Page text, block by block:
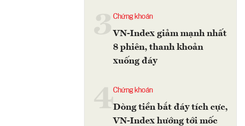
Chứng khoán
VN-Index giảm mạnh nhất
8 phiên, thanh khoản
xuống đáy
4Chứng khoán
Dòng tiền bắt đáy tích cực,
VN-Index hướng tới mốc